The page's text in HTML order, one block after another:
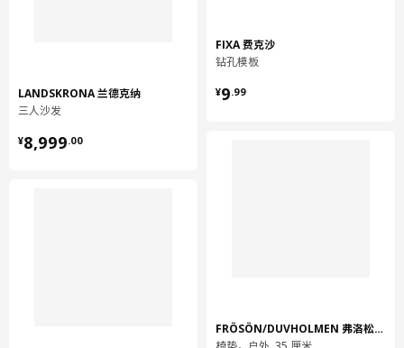
LANDSKRONA 兰德克纳
三人沙发
¥8,999.00
¥ 8999.00
FIXA 费克沙
钻孔模板
¥9.99
¥ 9.99
FRÖSÖN/DUVHOLMEN 弗洛松／杜霍蒙